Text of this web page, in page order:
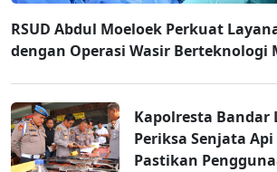
RSUD Abdul Moeloek Perkuat
dengan Operasi Wasir Berteknologi
Kapolresta Bandar
Periksa Senjata
Pastikan